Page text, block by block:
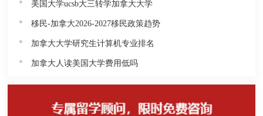
美国大学ucsb大三转学加拿大大学
移民-加拿大2026-2027移民政策趋势
加拿大大学研究生计算机专业排名
加拿大人读美国大学费用低吗